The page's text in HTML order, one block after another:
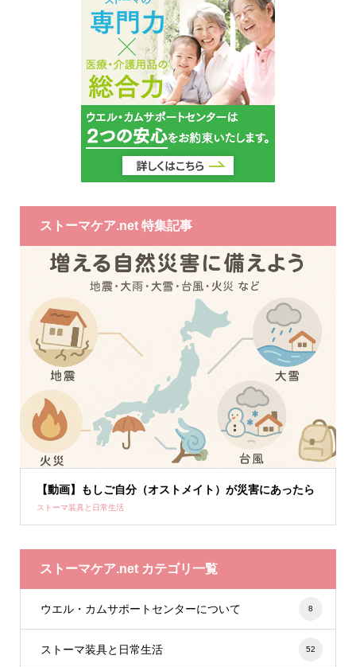
ストーマケア.net 特集記事
【動画】もしご自分（オストメイト）が災害にあったら
ストーマ装具と日常生活
ストーマケア.net カテゴリ一覧
ウエル・カムサポートセンターについて 8
ストーマ装具と日常生活 52